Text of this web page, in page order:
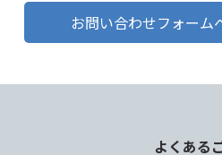
お問い合わせフォーム
よくある